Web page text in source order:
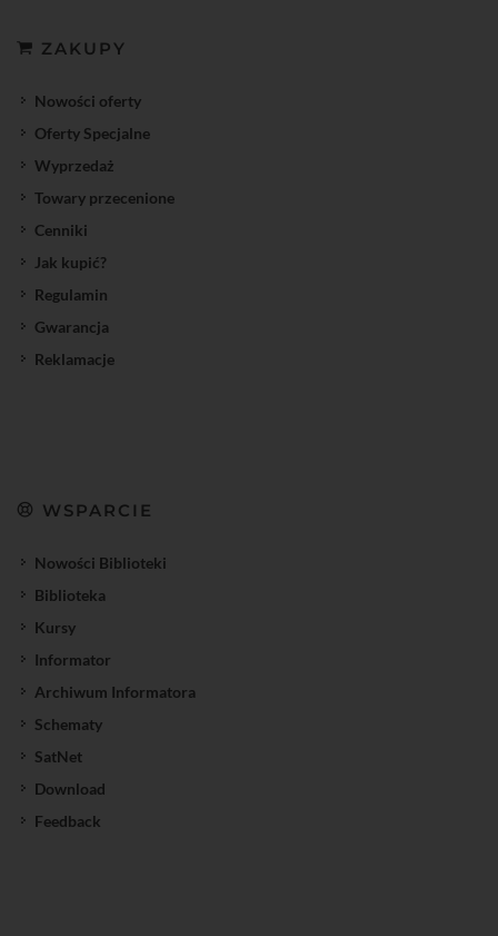
ZAKUPY
Nowości oferty
Oferty Specjalne
Wyprzedaż
Towary przecenione
Cenniki
Jak kupić?
Regulamin
Gwarancja
Reklamacje
WSPARCIE
Nowości Biblioteki
Biblioteka
Kursy
Informator
Archiwum Informatora
Schematy
SatNet
Download
Feedback